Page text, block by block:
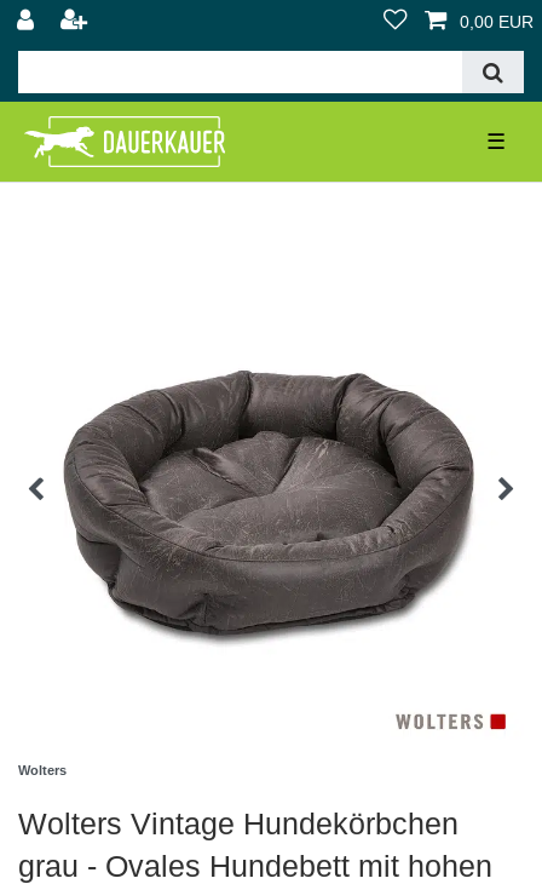
0,00 EUR
☰
Wolters
Wolters Vintage Hundekörbchen
grau - Ovales Hundebett mit hohen